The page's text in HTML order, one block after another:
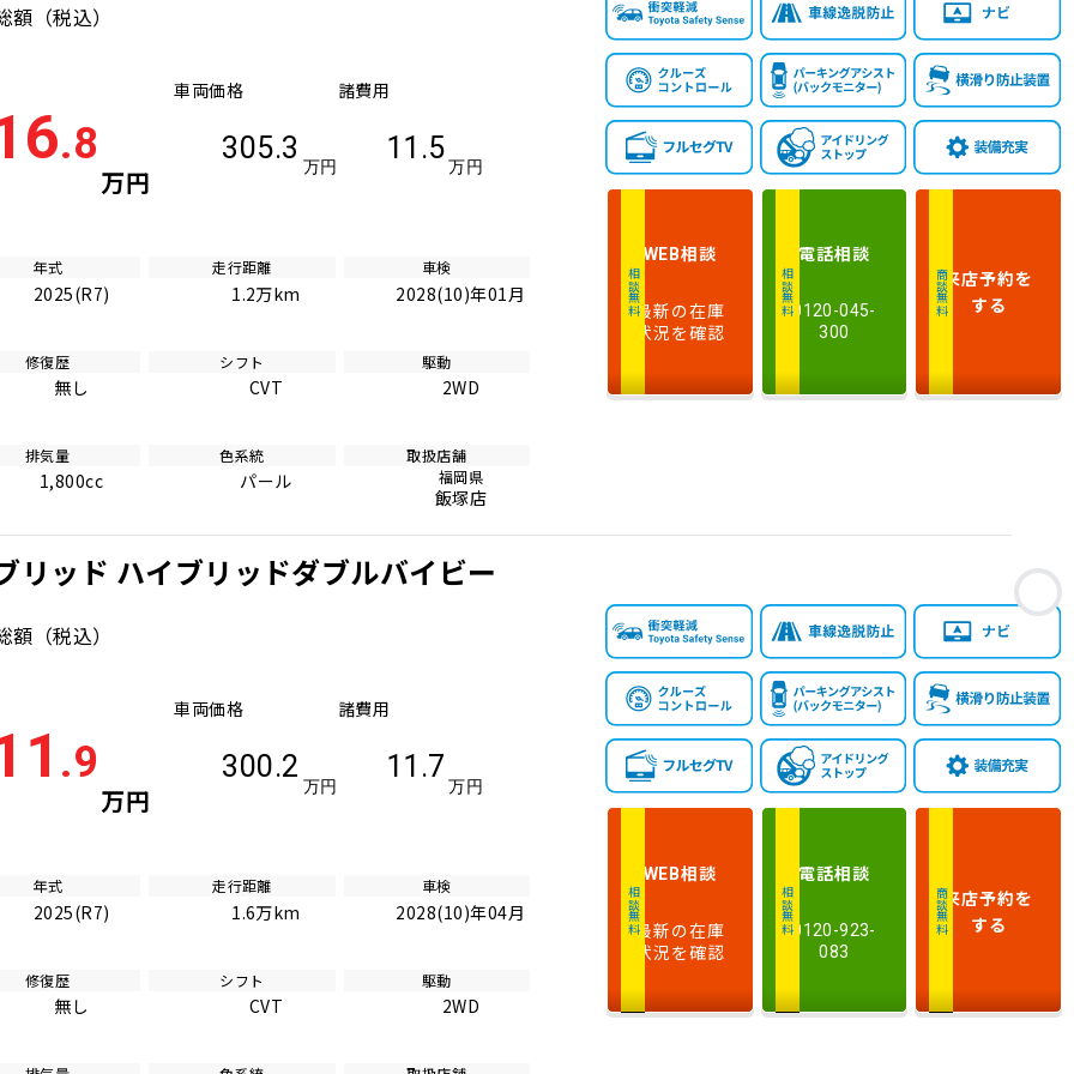
額 （税込）
.8
万円
車両価格
305.3
万円
諸費用
11.5
万円
年式
2025(R7)
走行距離
1.2万km
車検
2028(10)年01月
修復歴
無し
シフト
CVT
駆動
2WD
排気量
1,800cc
色系統
パール
取扱店舗
福岡県
飯塚店
相談無料
WEB相談
最新の在庫
状況を確認
相談無料
電話相談
0120-045-
300
商談無料来店予約を
する
お
リッド ハイブリッドダブルバイビー
額 （税込）
.9
万円
車両価格
300.2
万円
諸費用
11.7
万円
年式
2025(R7)
走行距離
1.6万km
車検
2028(10)年04月
修復歴
無し
シフト
CVT
駆動
2WD
相談無料
WEB相談
最新の在庫
状況を確認
相談無料
電話相談
0120-923-
083
商談無料来店予約を
する